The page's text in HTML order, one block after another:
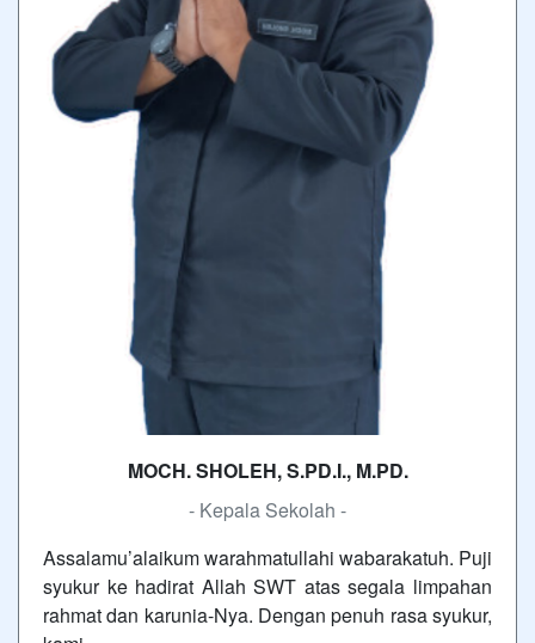
MOCH. SHOLEH, S.PD.I., M.PD.
- Kepala Sekolah -
Assalamu’alaikum warahmatullahi wabarakatuh. Puji
syukur ke hadirat Allah SWT atas segala limpahan
rahmat dan karunia-Nya. Dengan penuh rasa syukur,